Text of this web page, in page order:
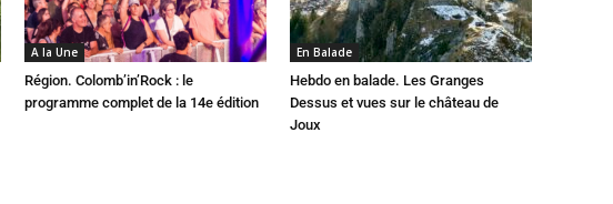
A la Une
Région. Colomb’in’Rock : le
programme complet de la 14e édition
En Balade
Hebdo en balade. Les Granges
Dessus et vues sur le château de
Joux